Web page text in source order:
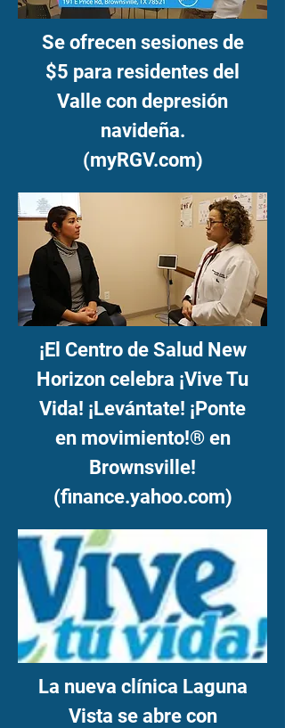
Se ofrecen sesiones de
$5 para residentes del
Valle con depresión
navideña.
(myRGV.com)
¡El Centro de Salud New
Horizon celebra ¡Vive Tu
Vida! ¡Levántate! ¡Ponte
en movimiento!® en
Brownsville!
(finance.yahoo.com)
La nueva clínica Laguna
Vista se abre con